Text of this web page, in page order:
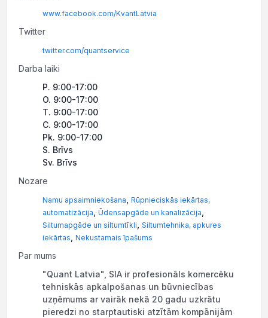
www.facebook.com/KvantLatvia
Twitter
twitter.com/quantservice
Darba laiki
P. 9:00-17:00
O. 9:00-17:00
T. 9:00-17:00
C. 9:00-17:00
Pk. 9:00-17:00
S. Brīvs
Sv. Brīvs
Nozare
Namu apsaimniekošana Rūpnieciskās iekārtas,
automatizācija Ūdensapgāde un kanalizācija
Siltumapgāde un siltumtīkli Siltumtehnika, apkures
iekārtas Nekustamais īpašums
Par mums
"Quant Latvia", SIA ir profesionāls komercēku
tehniskās apkalpošanas un būvniecības
uzņēmums ar vairāk nekā 20 gadu uzkrātu
pieredzi no starptautiski atzītām kompānijām